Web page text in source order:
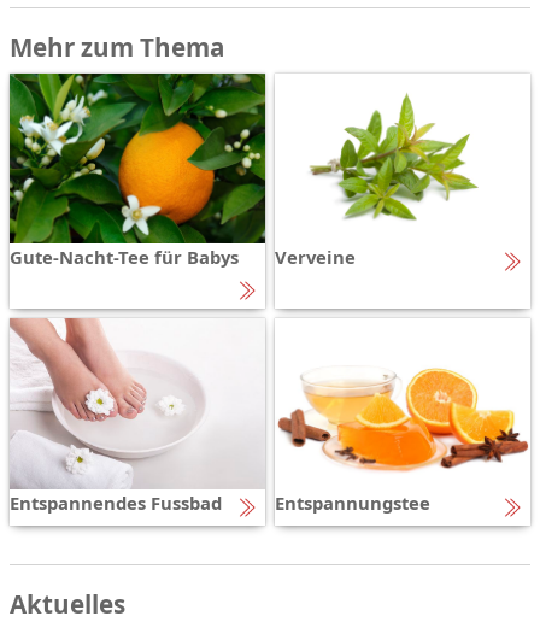
Mehr zum Thema
Gute-Nacht-Tee für Babys Verveine
Entspannendes Fussbad Entspannungstee
Aktuelles